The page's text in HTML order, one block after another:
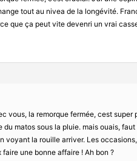
tout au nivea de la longévité.
que ça peut vite devenri un vrai
vous, la remorque fermée, cest
du matos sous la pluie. mais ouais,
voyant la rouille arriver. Les
une bonne affaire ! Ah bon ?